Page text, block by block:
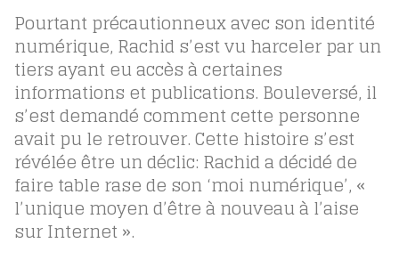
Pourtant précautionneux avec son identité
numérique, Rachid s’est vu harceler par un
tiers ayant eu accès à certaines
informations et publications. Bouleversé, il
s’est demandé comment cette personne
avait pu le retrouver. Cette histoire s’est
révélée être un déclic: Rachid a décidé de
faire table rase de son ‘moi numérique’, «
l’unique moyen d’être à nouveau à l’aise
sur Internet ».